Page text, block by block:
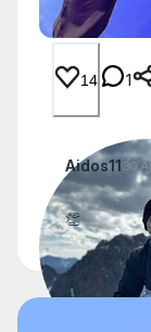
14 1
Aidos1130
👏